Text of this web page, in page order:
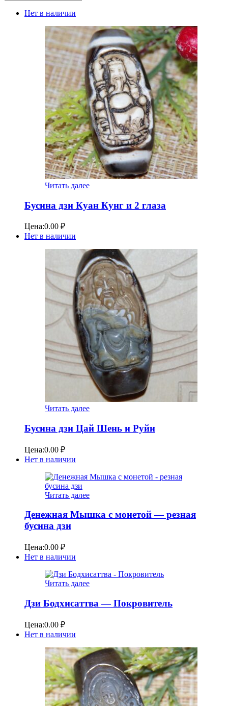
Нет в наличии
Читать далее
Бусина дзи Куан Кунг и 2 глаза
Цена:0.00 ₽
Нет в наличии
Читать далее
Бусина дзи Цай Шень и Руйи
Цена:0.00 ₽
Нет в наличии
Читать далее
Денежная Мышка с монетой — резная
бусина дзи
Цена:0.00 ₽
Нет в наличии
Читать далее
Дзи Бодхисаттва — Покровитель
Цена:0.00 ₽
Нет в наличии